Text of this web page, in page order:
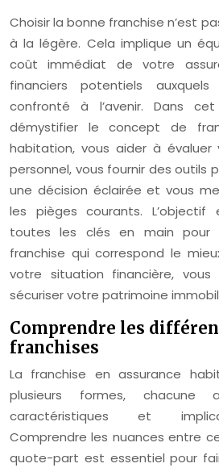
Choisir la bonne franchise n’est
à la légère. Cela implique un
coût immédiat de votre
financiers potentiels
confronté à l’avenir. Dans
démystifier le concept de
habitation, vous aider à
personnel, vous fournir des outils
une décision éclairée et vous
les pièges courants.
toutes les clés en main pour
franchise qui correspond le
votre situation financière,
sécuriser votre patrimoine
Comprendre les
franchises
La franchise en assurance
plusieurs formes, chacune
caractéristiques et
Comprendre les nuances entre
quote-part est essentiel pour